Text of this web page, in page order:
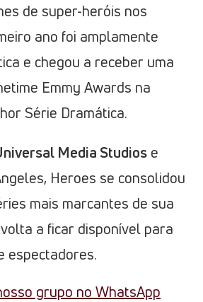
de super-heróis nos
ano foi amplamente
e chegou a receber uma
Emmy Awards na
Série Dramática.
Media Studios e
Heroes se consolidou
mais marcantes de sua
a ficar disponível para
espectadores.
grupo no WhatsApp